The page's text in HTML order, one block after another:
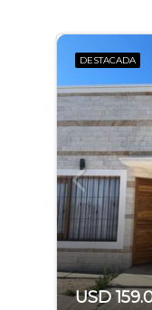
DESTACADA
USD